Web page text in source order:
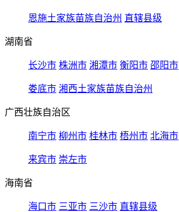
恩施土家族苗族自治州 直辖县级
湖南省
长沙市 株洲市 湘潭市 衡阳市 邵阳市
娄底市 湘西土家族苗族自治州
广西壮族自治区
南宁市 柳州市 桂林市 梧州市 北海市
来宾市 崇左市
海南省
海口市 三亚市 三沙市 直辖县级